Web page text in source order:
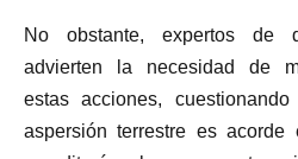
No obstante, expertos de
advierten la necesidad de
estas acciones,
aspersión terrestre es